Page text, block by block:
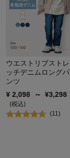
ウエストリブストレ
ッチデニムロングパ
ンツ
¥ 2,098 ～ ¥3,298
(税込)
(11)